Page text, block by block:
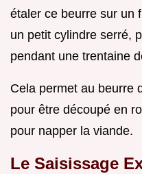
étaler ce beurre sur un
un petit cylindre serré,
pendant une trentaine
Cela permet au beurre
pour être découpé en
pour napper la viande.
Le Saisissage